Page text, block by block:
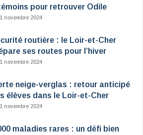
pour retrouver Odile
novembre 2024
routière : le Loir-et-Cher
ses routes pour l’hiver
novembre 2024
neige-verglas : retour anticipé
élèves dans le Loir-et-Cher
novembre 2024
maladies rares : un défi bien